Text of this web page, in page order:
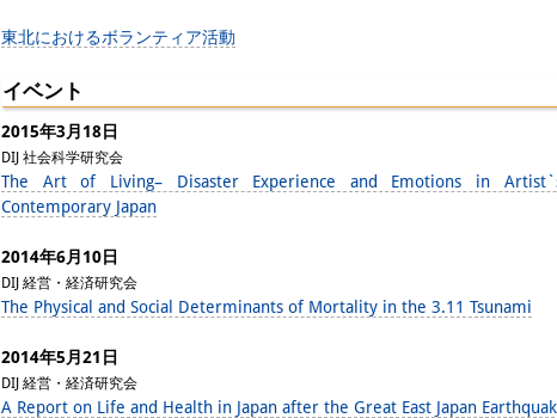
東北におけるボランティア活動
イベント
2015年3月18日
DIJ 社会科学研究会
The Art of Living– Disaster Experience and Emotions in
Contemporary Japan
2014年6月10日
DIJ 経営・経済研究会
The Physical and Social Determinants of Mortality in the 3.11 Tsunami
2014年5月21日
DIJ 経営・経済研究会
A Report on Life and Health in Japan after the Great East Japan